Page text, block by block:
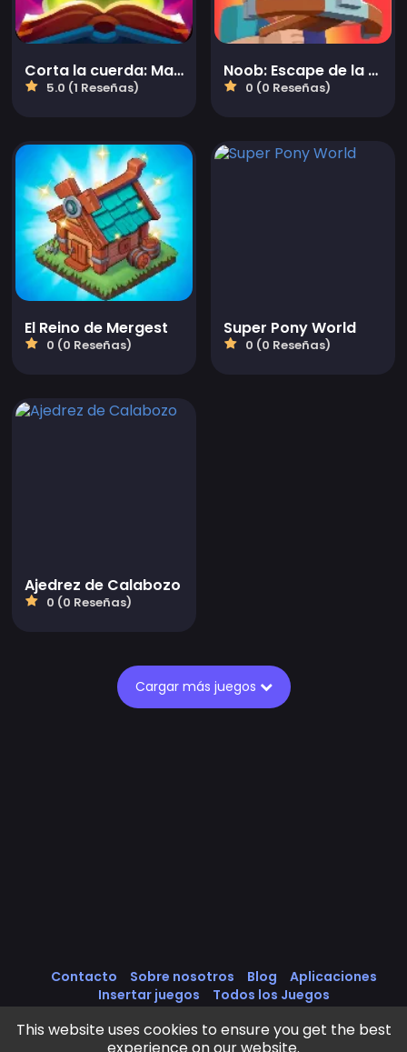
Corta la cuerda: Magia
5.0 (1 Reseñas)
Noob: Escape de la prisión zombi
0 (0 Reseñas)
El Reino de Mergest
0 (0 Reseñas)
Super Pony World
0 (0 Reseñas)
Ajedrez de Calabozo
0 (0 Reseñas)
Cargar más juegos
Contacto Sobre nosotros Blog
Aplicaciones
Insertar juegos
Todos los Juegos
Política de cookies
Política de Privacidad
Términos de servicio
This website uses cookies to ensure you get the best